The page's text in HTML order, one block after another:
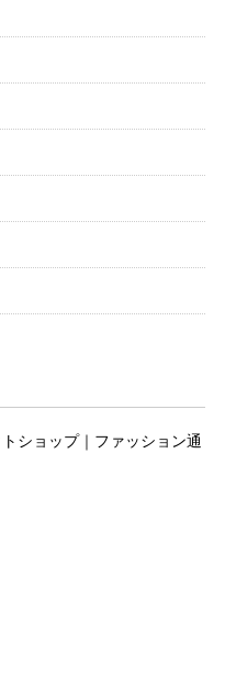
ショップ｜ファッション通